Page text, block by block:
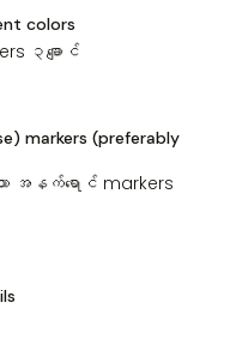
colors
၃‌ချောင်
markers (preferably
ာ အနက်‌ရောင် markers